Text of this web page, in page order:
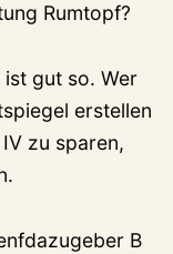
Rumtopf?
gut so. Wer
erstellen
zu sparen,
B